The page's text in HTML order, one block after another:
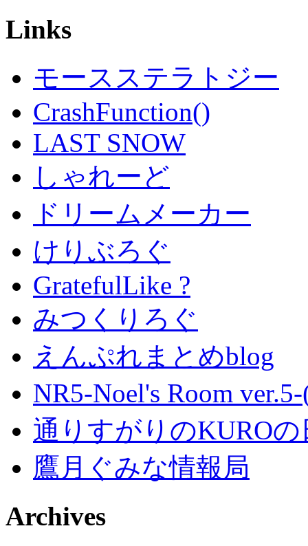
Links
モースステラトジー
CrashFunction()
LAST SNOW
しゃれーど
ドリームメーカー
けりぶろぐ
GratefulLike ?
みつくりろぐ
えんぷれまとめblog
NR5-Noel's Room
通りすがりのKURO
鷹月ぐみな情報局
Archives